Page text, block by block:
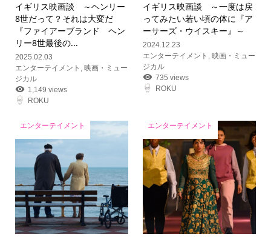
イギリス映画談 ～ヘンリー
8世だって？それは大変だ
『ファイアーブランド ヘン
リー8世最後の...
2025.02.03
エンターテイメント , 映画・ミュー
ジカル
1,149 views
ROKU
イギリス映画談 ～一度は戻
ってみたい若い頃の体に『ア
ーサーズ・ウイスキー』～
2024.12.23
エンターテイメント , 映画・ミュー
ジカル
735 views
ROKU
エンターテイメント エンターテイメント